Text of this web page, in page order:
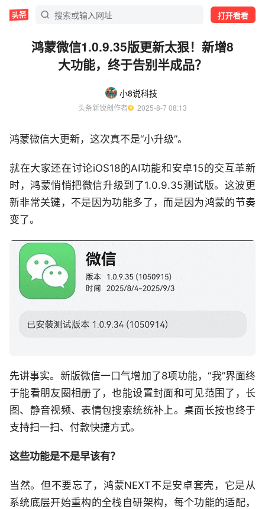
打开看看
鸿蒙微信1.0.9.35版更新太狠！新增8
大功能，终于告别半成品？
小8说科技
头条新锐创作者
  2025-8-7 08:13
鸿蒙微信大更新，这次真不是“小升级”。
就在大家还在讨论iOS18的AI功能和安卓15的交互革新
时，鸿蒙悄悄把微信升级到了1.0.9.35测试版。这波更
新非常关键，不是因为功能多了，而是因为鸿蒙的节奏
变了。
先讲事实。新版微信一口气增加了8项功能，“我”界面终
于能看朋友圈相册了，也能设置封面和可见范围了，长
图、静音视频、表情包搜索统统补上。桌面长按也终于
支持扫一扫、付款快捷方式。
这些功能是不是早该有？
当然。但不要忘了，鸿蒙NEXT不是安卓套壳，它是从
系统底层开始重构的全栈自研架构，每个功能的适配，